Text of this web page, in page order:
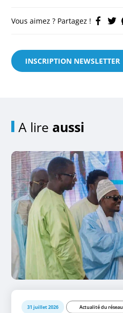
Vous aimez ? Partagez !
INSCRIPTION NEWSLETTER
A lire aussi
31 juillet 2026 Actualité du réseau